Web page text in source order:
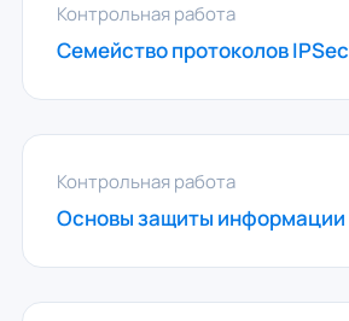
Контрольная работа
Семейство протоколов IPSec
Контрольная работа
Основы защиты информации